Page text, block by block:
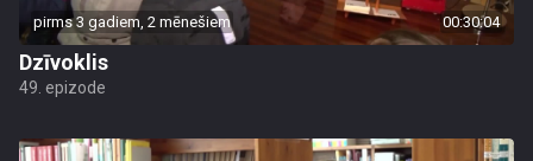
pirms 3 gadiem, 2 mēnešiem 00:30:04
Dzīvoklis
49. epizode